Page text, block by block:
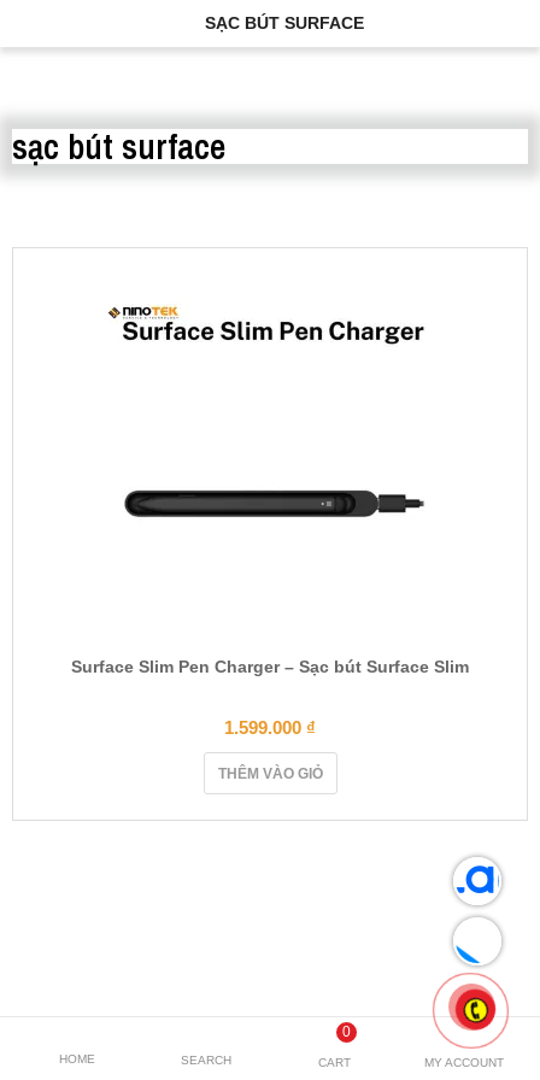
SẠC BÚT SURFACE
sạc bút surface
Surface Slim Pen Charger – Sạc bút Surface Slim
1.599.000 ₫
THÊM VÀO GIỎ
HOME SEARCH
0
CART MY ACCOUNT